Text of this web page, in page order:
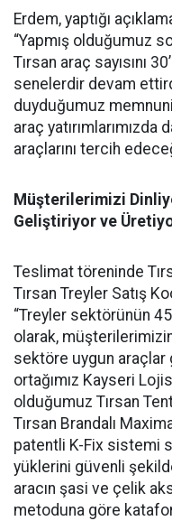
Erdem, yaptığı
“Yapmış olduğumuz
Tırsan araç sayısını
senelerdir devam
duyduğumuz
araç
araçlarını tercih
Müşterilerimizi
Geliştiriyor ve
Teslimat töreninde
Tırsan Treyler Satış
“Treyler sektörünün
olarak,
sektöre uygun
ortağımız Kayseri
olduğumuz Tırsan
Tırsan Brandalı
patentli K-Fix sistemi
yüklerini güvenli
aracın şasi ve çelik
metoduna göre